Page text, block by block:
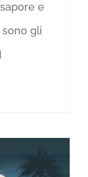
e
gli